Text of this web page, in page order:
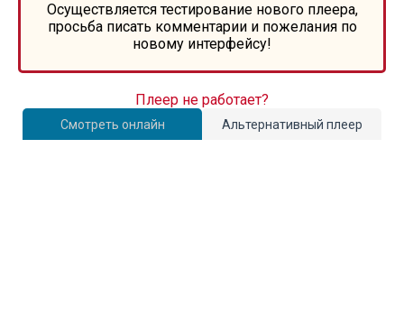
Осуществляется тестирование нового плеера,
просьба писать комментарии и пожелания по
новому интерфейсу!
Смотреть онлайн Альтернативный плеер
Плеер не работает?